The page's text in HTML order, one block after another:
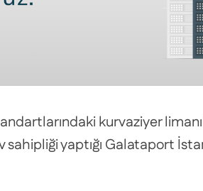
kurvaziyer
sahipliği yaptığı Galataport